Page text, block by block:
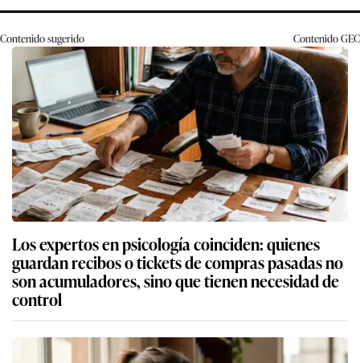
Contenido sugerido ContenidoGEC
Los expertos en psicología coinciden: quienes
guardan recibos o tickets de compras pasadas no
son acumuladores, sino que tienen necesidad de
control